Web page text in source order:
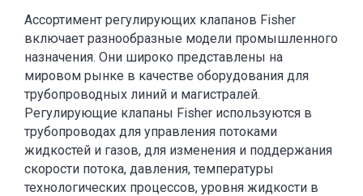
Ассортимент регулирующих клапанов Fisher
включает разнообразные модели промышленного
назначения. Они широко представлены на
мировом рынке в качестве оборудования для
трубопроводных линий и магистралей.
Регулирующие клапаны Fisher используются в
трубопроводах для управления потоками
жидкостей и газов, для изменения и поддержания
скорости потока, давления, температуры
технологических процессов, уровня жидкости в